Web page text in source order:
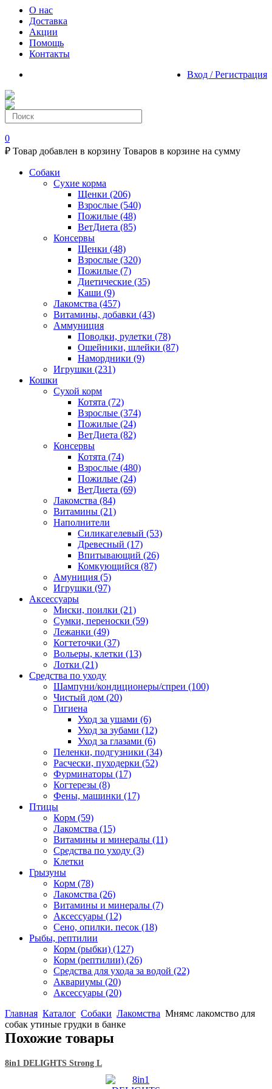
О нас
Доставка
Акции
Помощь
Контакты
Вход / Регистрация
0
₽ Товар добавлен в корзину Товаров в корзине на сумму
Собаки
Сухие корма
Щенки (206)
Взрослые (540)
Пожилые (48)
ВетДиета (85)
Консервы
Щенки (48)
Взрослые (320)
Пожилые (7)
Диетические (35)
Каши (9)
Лакомства (457)
Витамины, добавки (43)
Аммуниция
Поводки, рулетки (78)
Ошейники, шлейки (87)
Намордники (9)
Игрушки (231)
Кошки
Сухой корм
Котята (72)
Взрослые (374)
Пожилые (24)
ВетДиета (82)
Консервы
Котята (74)
Взрослые (480)
Пожилые (24)
ВетДиета (69)
Лакомства (84)
Витамины (21)
Наполнители
Силикагелевый (53)
Древесный (17)
Впитывающий (26)
Комкующийся (87)
Амуниция (5)
Игрушки (97)
Аксессуары
Миски, поилки (21)
Сумки, переноски (59)
Лежанки (49)
Когтеточки (37)
Вольеры, клетки (13)
Лотки (21)
Средства по уходу
Шампуни/кондиционеры/спреи (100)
Чистый дом (20)
Гигиена
Уход за ушами (6)
Уход за зубами (12)
Уход за глазами (6)
Пеленки, подгузники (34)
Расчески, пуходерки (52)
Фурминаторы (17)
Когтерезы (8)
Фены, машинки (17)
Птицы
Корм (59)
Лакомства (15)
Витамины и минералы (11)
Средства по уходу (3)
Клетки
Грызуны
Корм (78)
Лакомства (26)
Витамины и минералы (7)
Аксессуары (12)
Сено, опилки. песок (18)
Рыбы, рептилии
Корм (рыбки) (127)
Корм (рептилии) (26)
Средства для ухода за водой (22)
Аквариумы (20)
Аксессуары (20)
Главная Каталог Собаки Лакомства Мнямс лакомство для
собак утиные грудки в банке
Похожие товары
8in1 DELIGHTS Strong L